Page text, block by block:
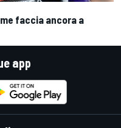
faccia ancora a
app